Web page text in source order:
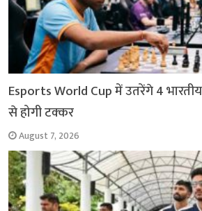
Esports World Cup में उतरेंगे 4 भारतीय
से होगी टक्कर
August 7, 2026